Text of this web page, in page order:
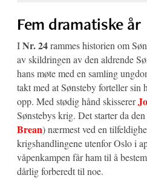
Fem dramatiske år
INr. 24rammes historien om
av skildringen av den aldrende
hans møte med en samling
takt med at Sønsteby forteller sin
opp. Med stødig hånd skisserer
Sønstebys krig. Det starter da
Brean) nærmest ved en
krigshandlingene utenfor Oslo i
våpenkampen får ham til å
dårlig forberedt til noe.